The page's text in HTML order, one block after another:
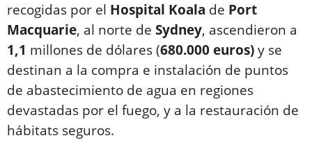
recogidas por el Hospital Koala de Port
Macquarie, al norte de Sydney, ascendieron a
1,1 millones de dólares (680.000 euros)y se
destinan a la compra e instalación de puntos
de abastecimiento de agua en regiones
devastadas por el fuego, y a la restauración de
hábitats seguros.